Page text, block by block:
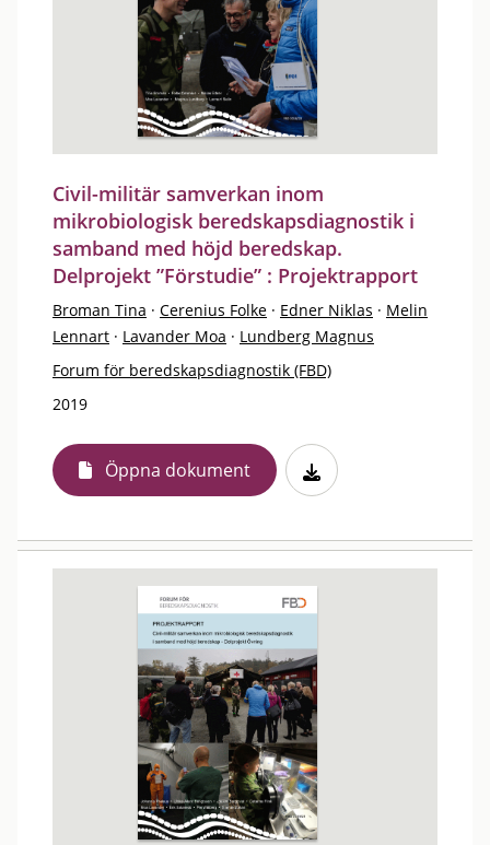
Civil-militär samverkan inom
mikrobiologisk beredskapsdiagnostik i
samband med höjd beredskap.
Delprojekt ”Förstudie” : Projektrapport
Broman Tina · Cerenius Folke · Edner Niklas · Melin
Lennart · Lavander Moa · Lundberg Magnus
Forum för beredskapsdiagnostik (FBD)
2019
Öppna dokument